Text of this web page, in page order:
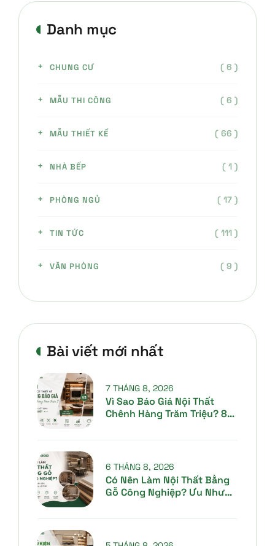
Danh mục
CHUNG CƯ ( 6 )
MẪU THI CÔNG ( 6 )
MẪU THIẾT KẾ ( 66 )
NHÀ BẾP ( 1 )
PHÒNG NGỦ ( 17 )
TIN TỨC ( 111 )
VĂN PHÒNG ( 9 )
Bài viết mới nhất
Vì Sao Báo Giá Nội Thất
Chênh Hàng Trăm Triệu? 8
7 THÁNG 8, 2026
Có Nên Làm Nội Thất Bằng
Gỗ Công Nghiệp? Ưu Nhược
6 THÁNG 8, 2026